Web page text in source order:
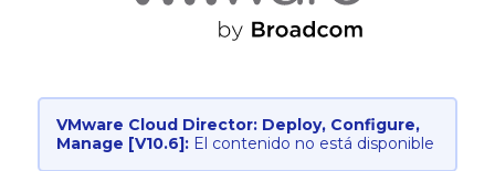
VMware Cloud Director: Deploy, Configure,
Manage [V10.6]: El contenido no está disponible